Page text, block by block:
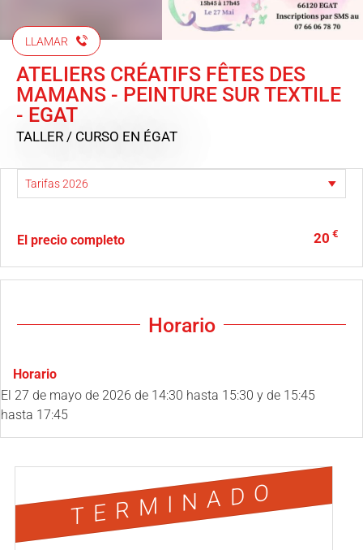
LLAMAR
ATELIERS CRÉATIFS FÊTES DES
MAMANS - PEINTURE SUR TEXTILE
- EGAT
TALLER / CURSO EN ÉGAT
El precio completo 20 €
Horario
Horario
El 27 de mayo de 2026 de 14:30 hasta 15:30 y de 15:45
hasta 17:45
TERMINADO